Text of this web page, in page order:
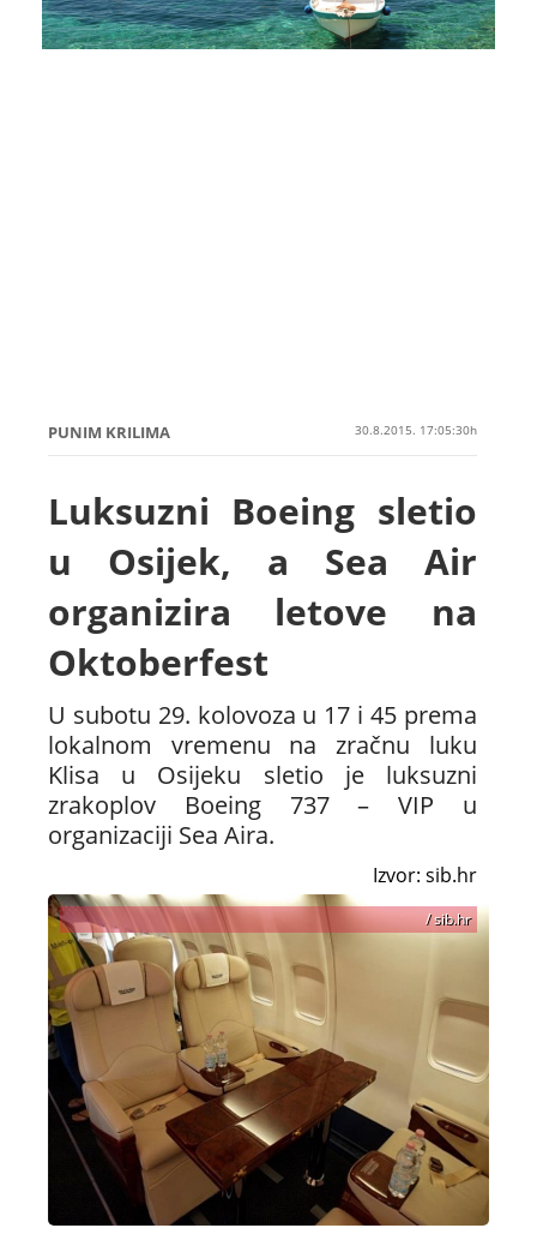
PUNIM KRILIMA 30.8.2015. 17:05:30h
Luksuzni Boeing sletio
u Osijek, a Sea Air
organizira letove na
Oktoberfest
U subotu 29. kolovoza u 17 i 45 prema
lokalnom vremenu na zračnu luku
Klisa u Osijeku sletio je luksuzni
zrakoplov Boeing 737 – VIP u
organizaciji Sea Aira.
Izvor: sib.hr
/ sib.hr